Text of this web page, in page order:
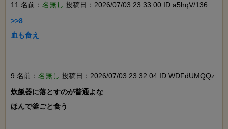
11 名前： 名無し 投稿日：2026/07/03 23:33:00 ID:a5hqV/136
>>8
血も食え
9 名前： 名無し 投稿日：2026/07/03 23:32:04 ID:WDFdUMQQz
炊飯器に落とすのが普通よな
ほんで釜ごと食う